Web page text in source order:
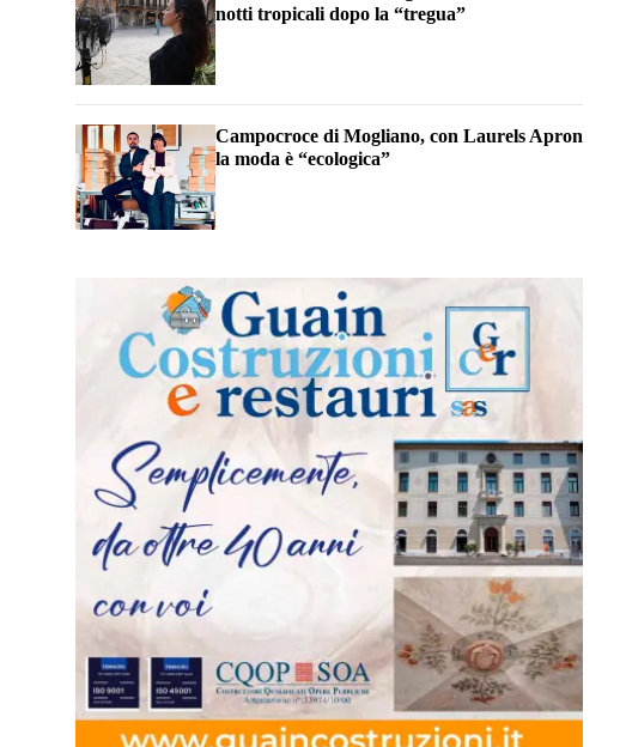
notti tropicali dopo la “tregua”
Campocroce di Mogliano, con Laurels Apron
la moda è “ecologica”